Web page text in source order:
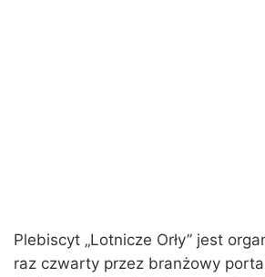
Plebiscyt „Lotnicze Orły” jest
raz czwarty przez branżowy